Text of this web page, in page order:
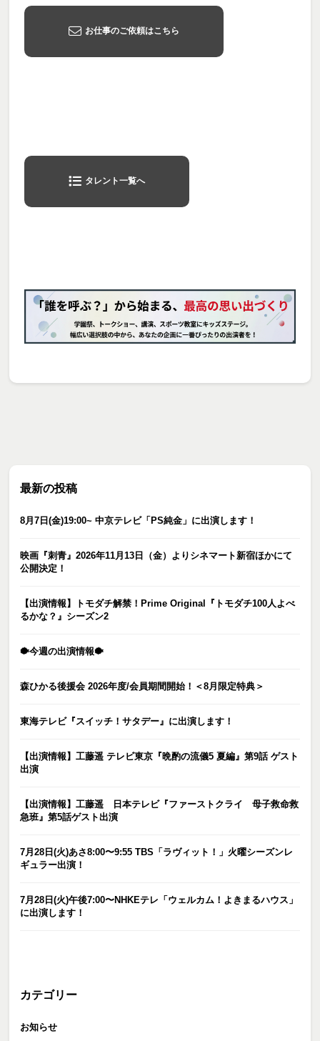
お仕事のご依頼はこちら
タレント一覧へ
最新の投稿
8月7日(金)19:00~ 中京テレビ「PS純金」に出演します！
映画『刺青』2026年11月13日（金）よりシネマート新宿ほかにて
公開決定！
【出演情報】トモダチ解禁！Prime Original『トモダチ100人よべ
るかな？』シーズン2
🐡今週の出演情報🐡
森ひかる後援会 2026年度/会員期間開始！＜8月限定特典＞
東海テレビ『スイッチ！サタデー』に出演します！
【出演情報】工藤遥 テレビ東京『晩酌の流儀5 夏編』第9話 ゲスト
出演
【出演情報】工藤遥 日本テレビ『ファーストクライ 母子救命救
急班』第5話ゲスト出演
7月28日(火)あさ8:00〜9:55 TBS「ラヴィット！」火曜シーズンレ
ギュラー出演！
7月28日(火)午後7:00〜NHKEテレ「ウェルカム！よきまるハウス」
に出演します！
カテゴリー
お知らせ